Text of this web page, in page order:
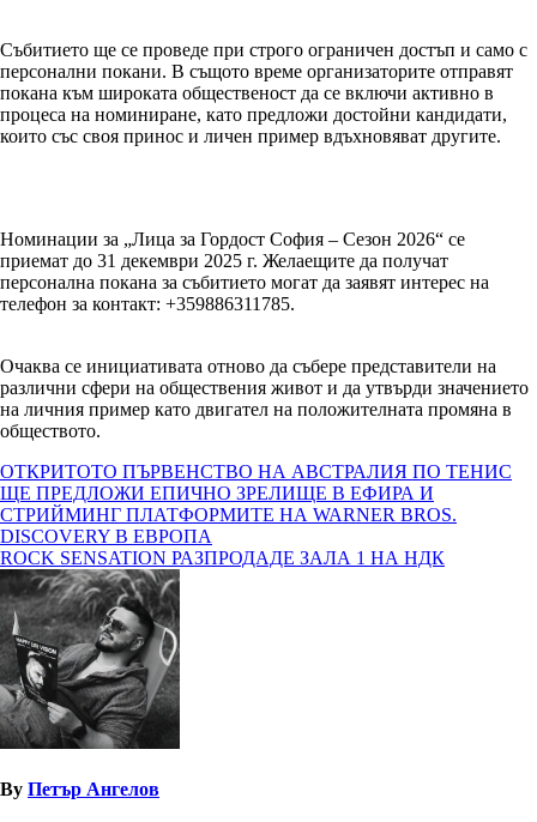
Събитието ще се проведе при строго ограничен достъп и само с
персонални покани. В същото време организаторите отправят
покана към широката общественост да се включи активно в
процеса на номиниране, като предложи достойни кандидати,
които със своя принос и личен пример вдъхновяват другите.
Номинации за „Лица за Гордост София – Сезон 2026“ се
приемат до 31 декември 2025 г. Желаещите да получат
персонална покана за събитието могат да заявят интерес на
телефон за контакт: +359886311785.
Очаква се инициативата отново да събере представители на
различни сфери на обществения живот и да утвърди значението
на личния пример като двигател на положителната промяна в
обществото.
Навигация
ОТКРИТОТО ПЪРВЕНСТВО НА АВСТРАЛИЯ ПО ТЕНИС
ЩЕ ПРЕДЛОЖИ ЕПИЧНО ЗРЕЛИЩЕ В ЕФИРА И
СТРИЙМИНГ ПЛАТФОРМИТЕ НА WARNER BROS.
DISCOVERY В ЕВРОПА
ROCK SENSATION РАЗПРОДАДЕ ЗАЛА 1 НА НДК
By Петър Ангелов